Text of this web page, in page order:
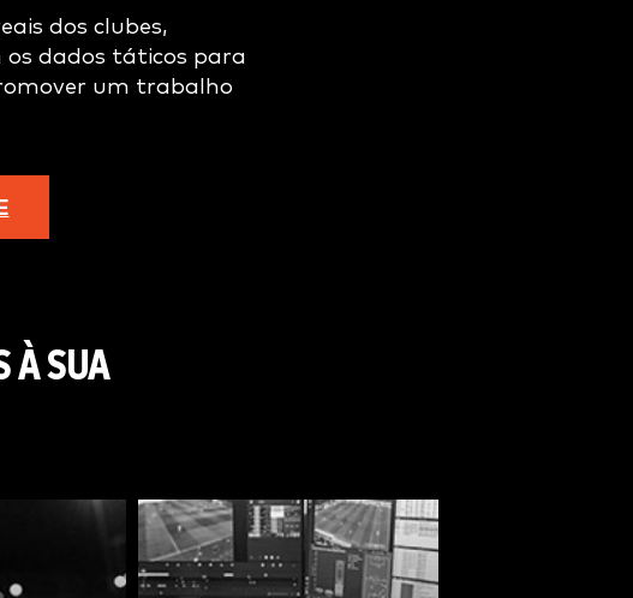
dos clubes,
dados táticos para
um trabalho
À SUA